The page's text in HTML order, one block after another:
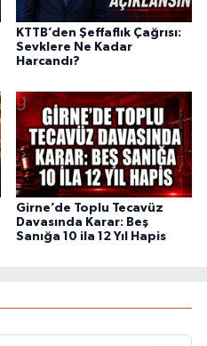
KTTB’den Şeffaflık Çağrısı:
Sevklere Ne Kadar
Harcandı?
Girne’de Toplu Tecavüz
Davasında Karar: Beş
Sanığa 10 ila 12 Yıl Hapis